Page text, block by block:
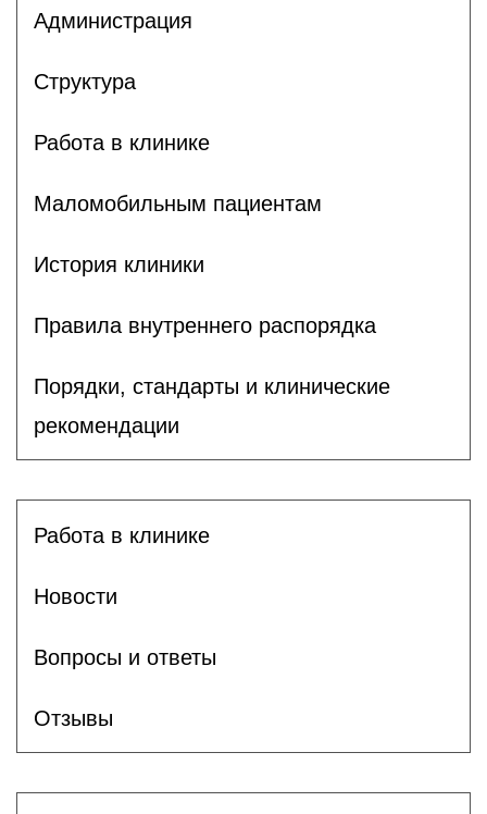
Администрация
Структура
Работа в клинике
Маломобильным пациентам
История клиники
Правила внутреннего распорядка
Порядки, стандарты и клинические
рекомендации
Работа в клинике
Новости
Вопросы и ответы
Отзывы